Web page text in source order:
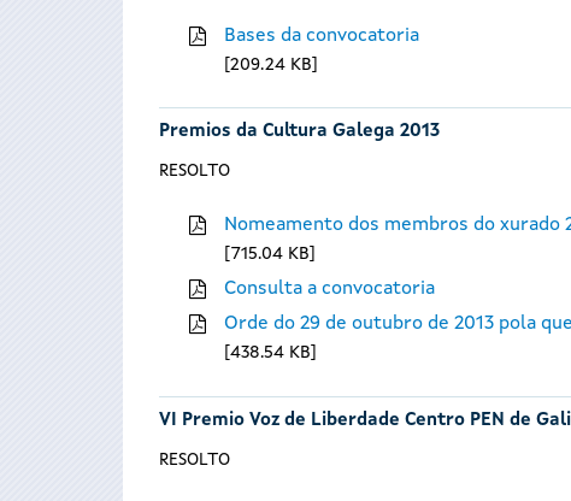
Bases da convocatoria
209.24 KB
Premios da Cultura Galega 2013
RESOLTO
Nomeamento dos membros do xurado
715.04 KB
Consulta a convocatoria
Orde do 29 de outubro de 2013 pola
438.54 KB
VI Premio Voz de Liberdade Centro PEN de
RESOLTO